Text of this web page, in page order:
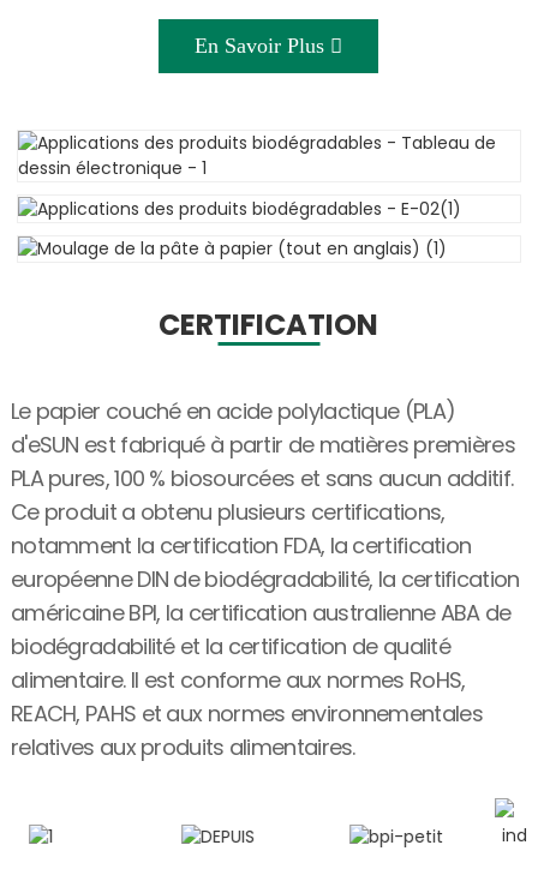
En Savoir Plus
CERTIFICATION
Le papier couché en acide polylactique (PLA)
d'eSUN est fabriqué à partir de matières premières
PLA pures, 100 % biosourcées et sans aucun additif.
Ce produit a obtenu plusieurs certifications,
notamment la certification FDA, la certification
européenne DIN de biodégradabilité, la certification
américaine BPI, la certification australienne ABA de
biodégradabilité et la certification de qualité
alimentaire. Il est conforme aux normes RoHS,
REACH, PAHS et aux normes environnementales
relatives aux produits alimentaires.